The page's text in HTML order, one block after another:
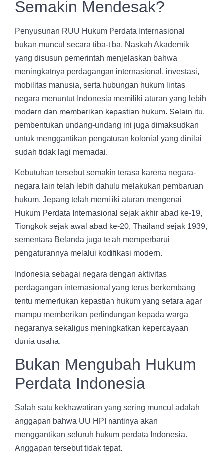
Semakin Mendesak?
Penyusunan RUU Hukum Perdata Internasional
bukan muncul secara tiba-tiba. Naskah Akademik
yang disusun pemerintah menjelaskan bahwa
meningkatnya perdagangan internasional, investasi,
mobilitas manusia, serta hubungan hukum lintas
negara menuntut Indonesia memiliki aturan yang lebih
modern dan memberikan kepastian hukum. Selain itu,
pembentukan undang-undang ini juga dimaksudkan
untuk menggantikan pengaturan kolonial yang dinilai
sudah tidak lagi memadai.
Kebutuhan tersebut semakin terasa karena negara-
negara lain telah lebih dahulu melakukan pembaruan
hukum. Jepang telah memiliki aturan mengenai
Hukum Perdata Internasional sejak akhir abad ke-19,
Tiongkok sejak awal abad ke-20, Thailand sejak 1939,
sementara Belanda juga telah memperbarui
pengaturannya melalui kodifikasi modern.
Indonesia sebagai negara dengan aktivitas
perdagangan internasional yang terus berkembang
tentu memerlukan kepastian hukum yang setara agar
mampu memberikan perlindungan kepada warga
negaranya sekaligus meningkatkan kepercayaan
dunia usaha.
Bukan Mengubah Hukum
Perdata Indonesia
Salah satu kekhawatiran yang sering muncul adalah
anggapan bahwa UU HPI nantinya akan
menggantikan seluruh hukum perdata Indonesia.
Anggapan tersebut tidak tepat.